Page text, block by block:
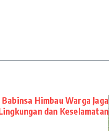
Himbau Warga Jaga
dan Keselamatan